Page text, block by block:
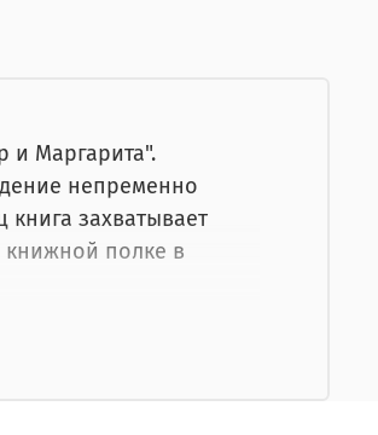
и Маргарита".
непременно
книга захватывает
книжной полке в